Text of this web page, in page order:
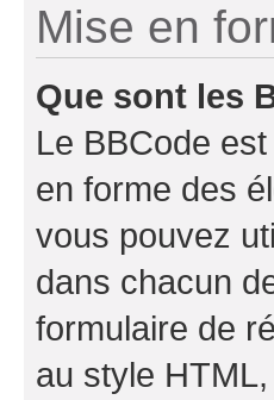
Mise en
Que sont les
Le BBCode
en forme des
vous pouvez
dans chacun
formulaire de
au style